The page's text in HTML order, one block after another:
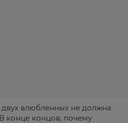
двух влюбленных не должна
конце концов, почему